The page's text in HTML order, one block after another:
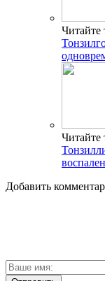
Читайте
Читайте
Добавить